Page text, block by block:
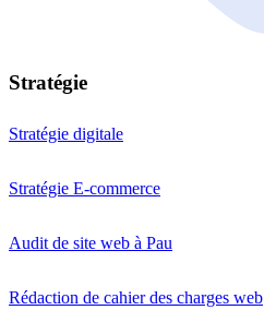
Stratégie
Stratégie digitale
Stratégie E-commerce
Audit de site web à Pau
Rédaction de cahier des charges web